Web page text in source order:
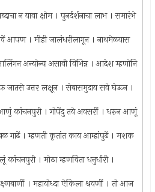
न यावा क्षोम । पुनर्दर्शनाचा लाभ । समारंभे
आपण । मीही जालंधरीलागून । नाथमेळयास
अन्योन्य असावी विभिन्न । आदेश म्हणोनि
जातसे उत्तर लक्षून । सेबासमुदाय सवे घेऊन ।
आणुं कांचनपुरी । गोपेंदु तये अवसरीं । धरुन आणूं
गाढें । म्हणती कृतांत काय आम्हांपुढें । मशक
कांचनपुरी । मोठा म्हणविता धनुर्धारी ।
। महायोध्दा ऐकिला श्रवणीं । तो आज